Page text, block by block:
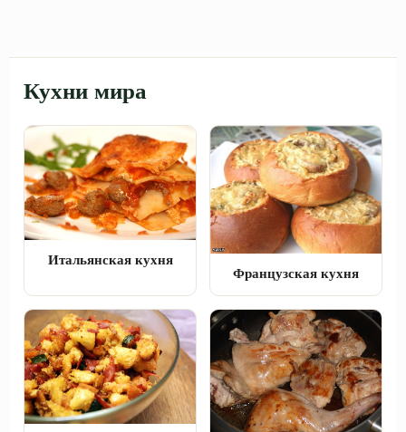
Кухни мира
Итальянская кухня
Французская кухня